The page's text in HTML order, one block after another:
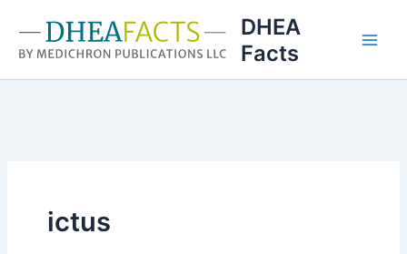
contenuto
DHEA
Facts
ictus